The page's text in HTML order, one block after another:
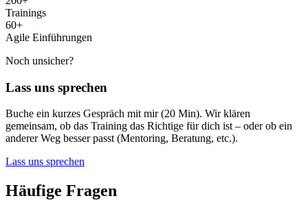
Trainings
60+
Agile Einführungen
Noch unsicher?
Lass uns sprechen
Buche ein kurzes Gespräch mit mir (20 Min). Wir klären
gemeinsam, ob das Training das Richtige für dich ist – oder ob ein
anderer Weg besser passt (Mentoring, Beratung, etc.).
Lass uns sprechen
Häufige Fragen